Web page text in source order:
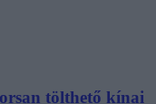
tölthető kínai